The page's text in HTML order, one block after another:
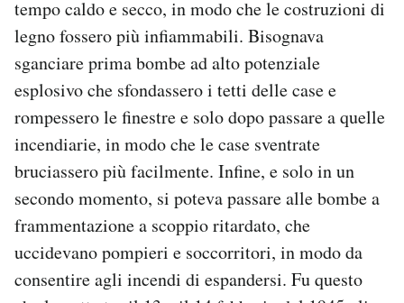
tempo caldo e secco, in modo che le costruzioni di
legno fossero più infiammabili. Bisognava
sganciare prima bombe ad alto potenziale
esplosivo che sfondassero i tetti delle case e
rompessero le finestre e solo dopo passare a quelle
incendiarie, in modo che le case sventrate
bruciassero più facilmente. Infine, e solo in un
secondo momento, si poteva passare alle bombe a
frammentazione a scoppio ritardato, che
uccidevano pompieri e soccorritori, in modo da
consentire agli incendi di espandersi. Fu questo